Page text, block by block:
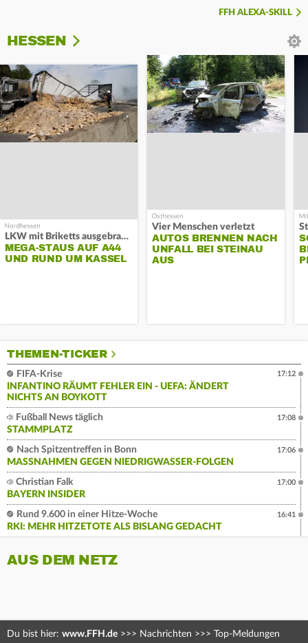
FFH ALEXA-SKILL
HESSEN
LKW mit Briketts ausgebrannt
MEGA-STAUS AUF A44
UND RUND UM KASSEL
Vier Menschen verletzt
AUTOS BRENNEN NACH
UNFALL BEI STEINAU
AUS
THEMEN-TICKER
FIFA-Krise
INFANTINO RÄUMT FEHLER EIN - UEFA: ÄNDERT
NICHTS AN BOYKOTT
17:12
Fußball News täglich
STAMMPLATZ
17:08
Nach Spitzentreffen in Bonn
MASSNAHMEN GEGEN NIEDRIGWASSER-FOLGEN
17:06
Christian Falk
BAYERN INSIDER
17:00
Rund 9.600 in einer Hitze-Woche
RKI: MEHR HITZETOTE ALS BISLANG GEDACHT
16:41
AUS DEM NETZ
Du bist hier: www.FFH.de >>> Nachrichten >>> Top-Meldungen